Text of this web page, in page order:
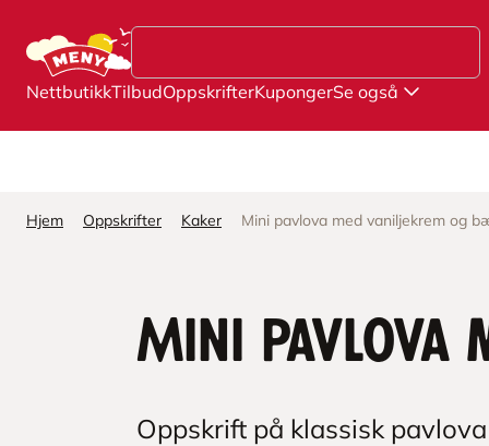
NettbutikkTilbudOppskrifterKupongerSe også
Hjem Oppskrifter Kaker Mini pavlova med vaniljekrem og
Mini pavlova
Oppskrift på klassisk